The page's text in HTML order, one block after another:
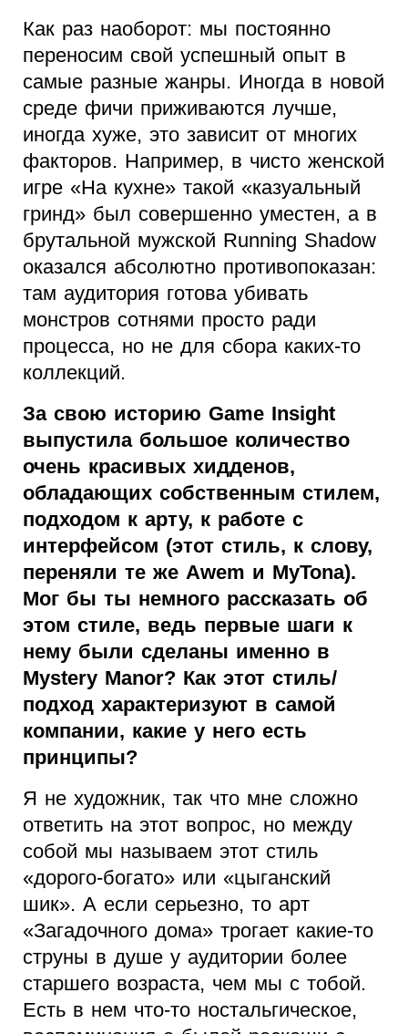
Как раз наоборот: мы постоянно
переносим свой успешный опыт в
самые разные жанры. Иногда в новой
среде фичи приживаются лучше,
иногда хуже, это зависит от многих
факторов. Например, в чисто женской
игре «На кухне» такой «казуальный
гринд» был совершенно уместен, а в
брутальной мужской Running Shadow
оказался абсолютно противопоказан:
там аудитория готова убивать
монстров сотнями просто ради
процесса, но не для сбора каких-то
коллекций.
За свою историю Game Insight
выпустила большое количество
очень красивых хидденов,
обладающих собственным стилем,
подходом к арту, к работе с
интерфейсом (этот стиль, к слову,
переняли те же Awem и MyTona).
Мог бы ты немного рассказать об
этом стиле, ведь первые шаги к
нему были сделаны именно в
Mystery Manor? Как этот стиль/
подход характеризуют в самой
компании, какие у него есть
принципы?
Я не художник, так что мне сложно
ответить на этот вопрос, но между
собой мы называем этот стиль
«дорого-богато» или «цыганский
шик». А если серьезно, то арт
«Загадочного дома» трогает какие-то
струны в душе у аудитории более
старшего возраста, чем мы с тобой.
Есть в нем что-то ностальгическое,